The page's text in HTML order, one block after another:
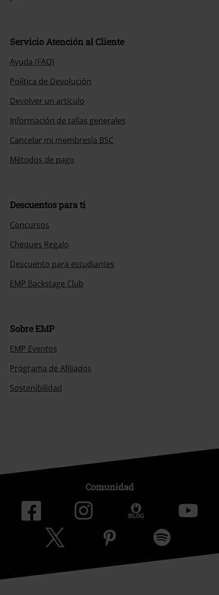
Servicio Atención al Cliente
Ayuda (FAQ)
Política de Devolución
Devolver un artículo
Información de tallas generales
Cancelar mi membresía BSC
Métodos de pago
Descuentos para ti
Concursos
Cheques Regalo
Descuento para estudiantes
EMP Backstage Club
Sobre EMP
EMP Eventos
Programa de Afiliados
Sostenibilidad
Comunidad